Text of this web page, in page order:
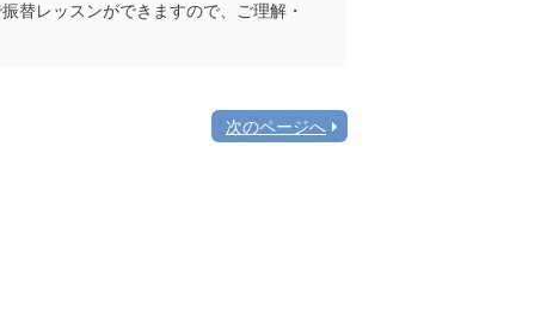
替レッスンができますので、ご理解・
次のページへ